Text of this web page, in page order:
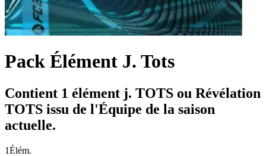
Pack Élément J. Tots
Contient 1 élément j. TOTS ou Révélation
TOTS issu de l'Équipe de la saison
actuelle.
1Élém.